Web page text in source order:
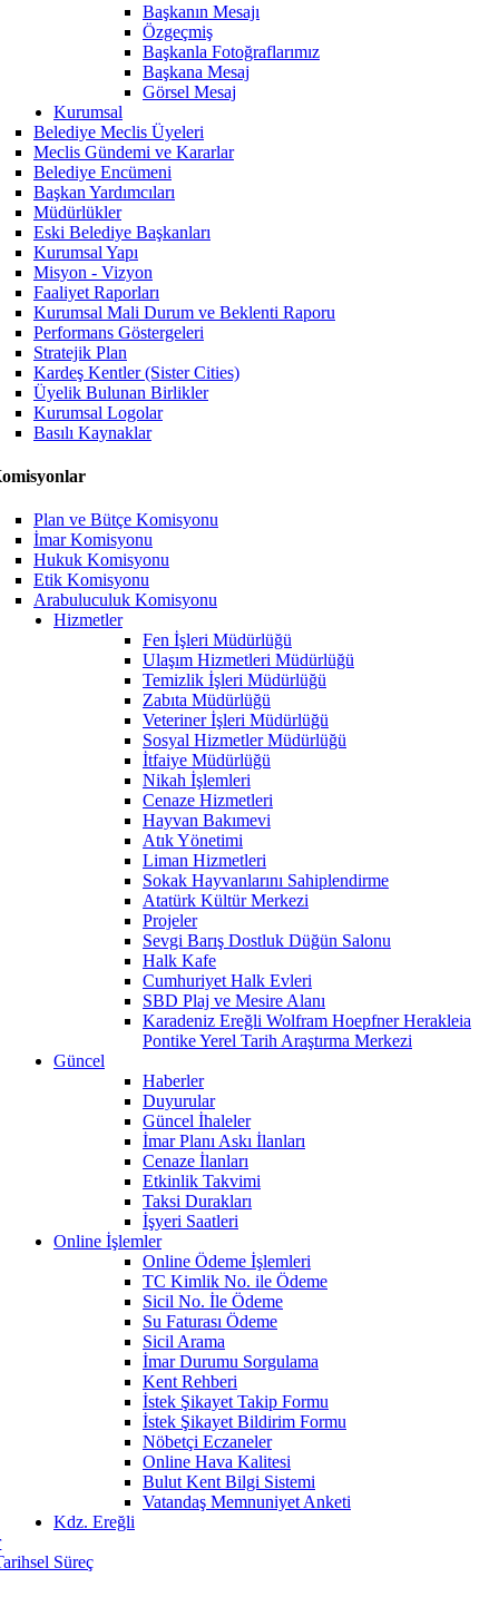
Başkanın Mesajı
Özgeçmiş
Başkanla Fotoğraflarımız
Başkana Mesaj
Görsel Mesaj
Kurumsal
Belediye Meclis Üyeleri
Meclis Gündemi ve Kararlar
Belediye Encümeni
Başkan Yardımcıları
Müdürlükler
Eski Belediye Başkanları
Kurumsal Yapı
Misyon - Vizyon
Faaliyet Raporları
Kurumsal Mali Durum ve Beklenti Raporu
Performans Göstergeleri
Stratejik Plan
Kardeş Kentler (Sister Cities)
Üyelik Bulunan Birlikler
Kurumsal Logolar
Basılı Kaynaklar
Plan ve Bütçe Komisyonu
İmar Komisyonu
Hukuk Komisyonu
Etik Komisyonu
Arabuluculuk Komisyonu
Hizmetler
Fen İşleri Müdürlüğü
Ulaşım Hizmetleri Müdürlüğü
Temizlik İşleri Müdürlüğü
Zabıta Müdürlüğü
Veteriner İşleri Müdürlüğü
Sosyal Hizmetler Müdürlüğü
İtfaiye Müdürlüğü
Nikah İşlemleri
Cenaze Hizmetleri
Hayvan Bakımevi
Atık Yönetimi
Liman Hizmetleri
Sokak Hayvanlarını Sahiplendirme
Atatürk Kültür Merkezi
Projeler
Sevgi Barış Dostluk Düğün Salonu
Halk Kafe
Cumhuriyet Halk Evleri
SBD Plaj ve Mesire Alanı
Karadeniz Ereğli Wolfram Hoepfner Herakleia
Pontike Yerel Tarih Araştırma Merkezi
Güncel
Haberler
Duyurular
Güncel İhaleler
İmar Planı Askı İlanları
Cenaze İlanları
Etkinlik Takvimi
Taksi Durakları
İşyeri Saatleri
Online İşlemler
Online Ödeme İşlemleri
TC Kimlik No. ile Ödeme
Sicil No. İle Ödeme
Su Faturası Ödeme
Sicil Arama
İmar Durumu Sorgulama
Kent Rehberi
İstek Şikayet Takip Formu
İstek Şikayet Bildirim Formu
Nöbetçi Eczaneler
Online Hava Kalitesi
Bulut Kent Bilgi Sistemi
Vatandaş Memnuniyet Anketi
Kdz. Ereğli
Süreç